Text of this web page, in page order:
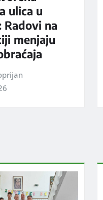
ulica u
Radovi na
menjaju